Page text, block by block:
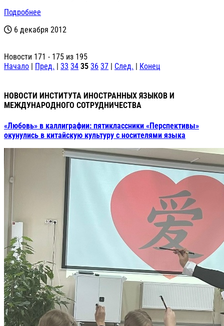
Подробнее
6 декабря 2012
Новости 171 - 175 из 195
Начало | Пред. | 33 34 35 36 37 | След. | Конец
НОВОСТИ ИНСТИТУТА ИНОСТРАННЫХ ЯЗЫКОВ И
МЕЖДУНАРОДНОГО СОТРУДНИЧЕСТВА
«Любовь» в каллиграфии: пятиклассники «Перспективы»
окунулись в китайскую культуру с носителями языка